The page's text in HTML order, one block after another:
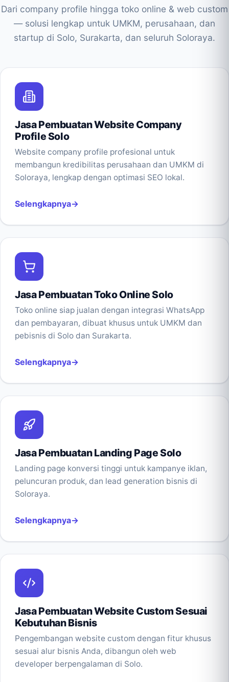
Dari company profile hingga toko online & web custom
— solusi lengkap untuk UMKM, perusahaan, dan
startup di Solo, Surakarta, dan seluruh Soloraya.
Jasa Pembuatan Website Company
Profile Solo
Website company profile profesional untuk
membangun kredibilitas perusahaan dan UMKM di
Soloraya, lengkap dengan optimasi SEO lokal.
Selengkapnya
Jasa Pembuatan Toko Online Solo
Toko online siap jualan dengan integrasi WhatsApp
dan pembayaran, dibuat khusus untuk UMKM dan
pebisnis di Solo dan Surakarta.
Selengkapnya
Jasa Pembuatan Landing Page Solo
Landing page konversi tinggi untuk kampanye iklan,
peluncuran produk, dan lead generation bisnis di
Soloraya.
Selengkapnya
Jasa Pembuatan Website Custom Sesuai
Kebutuhan Bisnis
Pengembangan website custom dengan fitur khusus
sesuai alur bisnis Anda, dibangun oleh web
developer berpengalaman di Solo.